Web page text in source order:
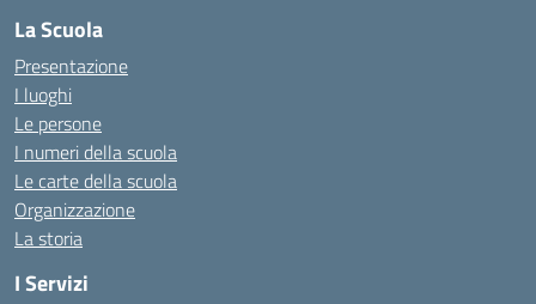
La Scuola
Presentazione
I luoghi
Le persone
I numeri della scuola
Le carte della scuola
Organizzazione
La storia
I Servizi